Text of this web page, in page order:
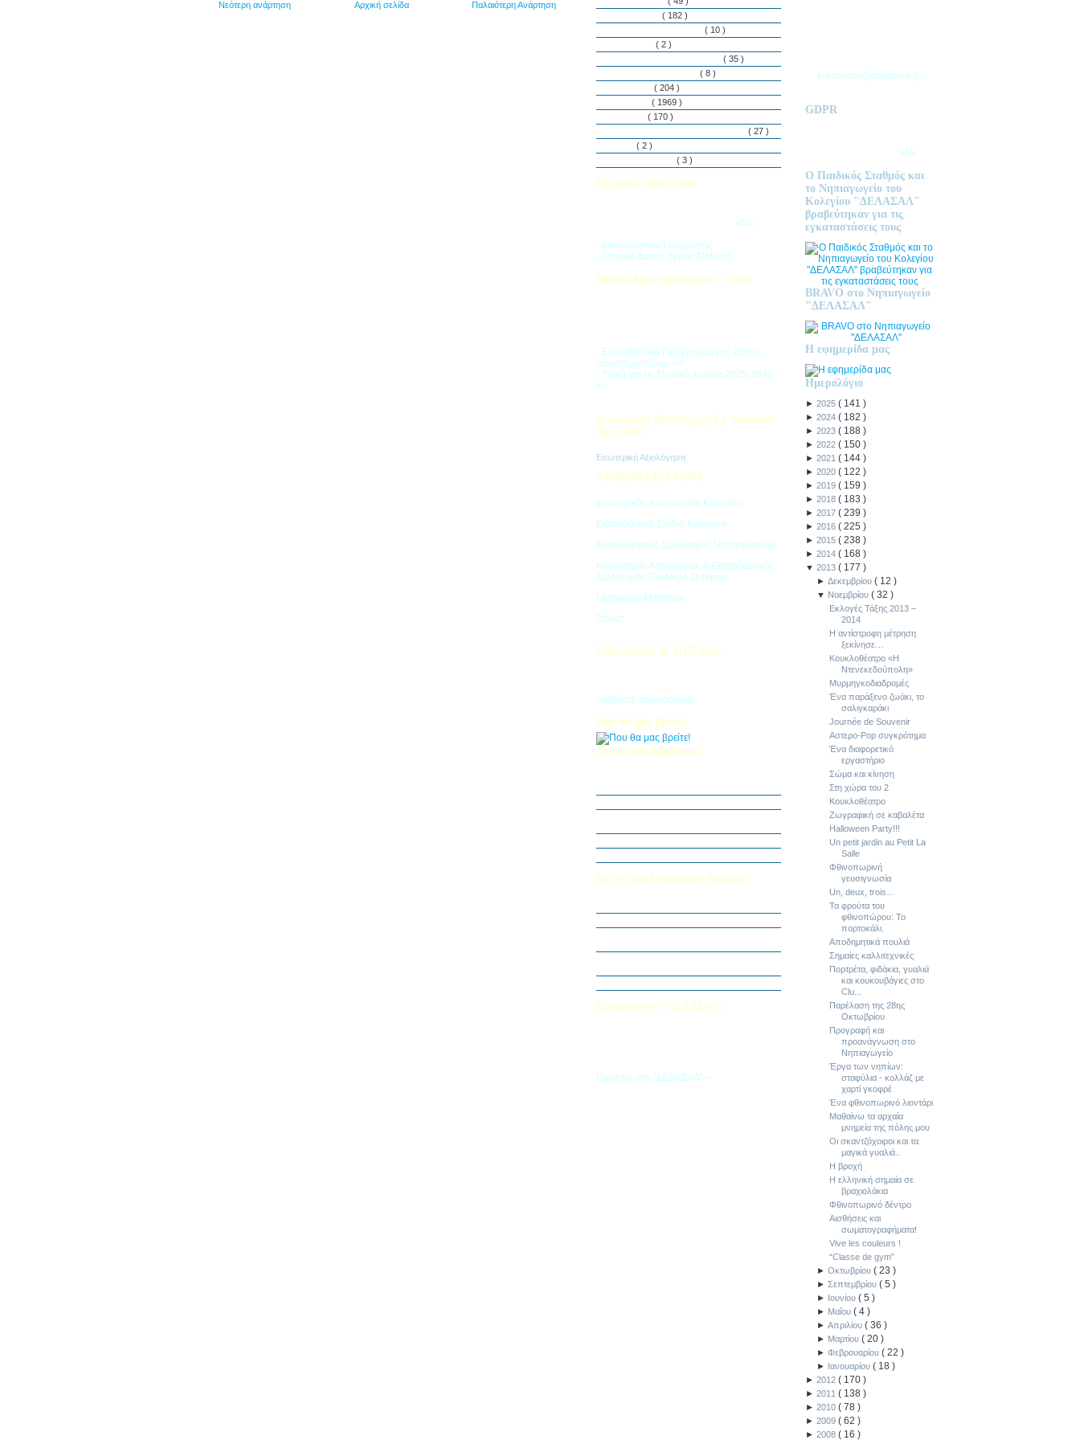
Νεότερη ανάρτηση Παλαιότερη Ανάρτηση
Αρχική σελίδα
( 182 )
( 10 )
( 2 )
( 35 )
( 8 )
( 204 )
( 1969 )
( 170 )
( 27 )
( 2 )
( 3 )
Εγγραφές 2025-2026
εδώ.
- Δικαιολογητικά Εγγραφής
- Ατομικό Δελτίο Υγείας Μαθητή
Όμιλοι Δραστηριοτήτων - Clubs
- Εκπαιδευτικό Πρόγραμμα της Ζώνης
Δραστηριοτήτων ->>
- Υλικά για τη Σχολική Χρονιά 2025-2026 -
>>
Εσωτερική Αξιολόγηση Σχ. Μονάδας
2022-2023
Εσωτερική Αξιολόγηση
ΧΡΗΣΙΜΑ ΕΓΓΡΑΦΑ
Εσωτερικός Κανονισμός Κολεγίου
Εκπαιδευτικό Σχέδιο Κολεγίου
Εκπαιδευτικός Σχεδιασμός Νηπιαγωγείου
Κανονισμός Λειτουργίας & Εκπαιδευτικός
Σχεδιασμός Παιδικού Σταθμού
Μεταφορά Μαθητών
Στολές
VACANCES D’ ÉTÉ 2025
Διαβάστε περισσότερα
Που θα μας βρείτε!
Τα νέα του Δημοτικού
Τα νέα του Γυμνασίου-Λυκείου
Εργασία στο «ΔΕΛΑΣΑΛ»
Εργασία στο "ΔΕΛΑΣΑΛ"->
preschool@delasalle.gr
GDPR
εδώ
Ο Παιδικός Σταθμός και
το Νηπιαγωγείο του
Κολεγίου "ΔΕΛΑΣΑΛ"
βραβεύτηκαν για τις
εγκαταστάσεις τους
BRAVO στο Νηπιαγωγείο
"ΔΕΛΑΣΑΛ"
Η εφημερίδα μας
Ημερολόγιο
► 2025 ( 141 )
► 2024 ( 182 )
► 2023 ( 188 )
► 2022 ( 150 )
► 2021 ( 144 )
► 2020 ( 122 )
► 2019 ( 159 )
► 2018 ( 183 )
► 2017 ( 239 )
► 2016 ( 225 )
► 2015 ( 238 )
► 2014 ( 168 )
▼ 2013 ( 177 )
►Δεκεμβρίου( 12)
▼ Νοεμβρίου(32)
Εκλογές Τάξης 2013 –
2014
Η αντίστροφη μέτρηση
ξεκίνησε…
Κουκλοθέατρο «Η
Ντενεκεδούπολη»
Μυρμηγκοδιαδρομές
Ένα παράξενο ζωάκι, το
σαλιγκαράκι
Journée de Souvenir
Αστερο-Pop συγκρότημα
Ένα διαφορετικό
εργαστήριο
Σώμα και κίνηση
Στη χώρα του 2
Κουκλοθέατρο
Ζωγραφική σε καβαλέτα
Halloween Party!!!
Un petit jardin au Petit La
Salle
Φθινοπωρινή
γευσιγνωσία
Un, deux, trois…
Τα φρούτα του
φθινοπώρου: Το
πορτοκάλι.
Αποδημητικά πουλιά
Σημαίες καλλιτεχνικές
Πορτρέτα, φιδάκια, γυαλιά
και κουκουβάγιες στο
Clu...
Παρέλαση της 28ης
Οκτωβρίου
Προγραφή και
προανάγνωση στο
Νηπιαγωγείο
Έργα των νηπίων:
σταφύλια - κολλάζ με
χαρτί γκοφρέ
Ένα φθινοπωρινό λιοντάρι
Μαθαίνω τα αρχαία
μνημεία της πόλης μου
Οι σκαντζόχοιροι και τα
μαγικά γυαλιά..
Η βροχή
Η ελληνική σημαία σε
βραχιολάκια
Φθινοπωρινό δέντρο
Αισθήσεις και
σωματογραφήματα!
Vive les couleurs !
“Classe de gym”
►Οκτωβρίου(23)
►Σεπτεμβρίου(5)
► Ιουνίου(5)
► Μαΐου(4)
►Απριλίου(36)
► Μαρτίου(20)
►Φεβρουαρίου(22)
► Ιανουαρίου( 18)
► 2012 ( 170 )
► 2011 ( 138 )
► 2010 ( 78 )
► 2009 ( 62 )
► 2008 ( 16 )